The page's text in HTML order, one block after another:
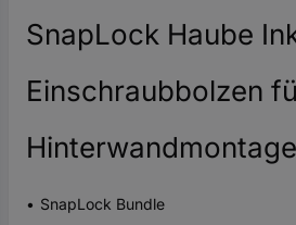
SnapLock Haube
Einschraubbolzen
SnapLock Bundle